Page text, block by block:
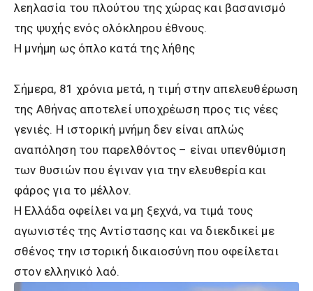
λεηλασία του πλούτου της χώρας και βασανισμό
της ψυχής ενός ολόκληρου έθνους.
Η μνήμη ως όπλο κατά της λήθης
Σήμερα, 81 χρόνια μετά, η τιμή στην απελευθέρωση
της Αθήνας αποτελεί υποχρέωση προς τις νέες
γενιές. Η ιστορική μνήμη δεν είναι απλώς
αναπόληση του παρελθόντος – είναι υπενθύμιση
των θυσιών που έγιναν για την ελευθερία και
φάρος για το μέλλον.
Η Ελλάδα οφείλει να μη ξεχνά, να τιμά τους
αγωνιστές της Αντίστασης και να διεκδικεί με
σθένος την ιστορική δικαιοσύνη που οφείλεται
στον ελληνικό λαό.